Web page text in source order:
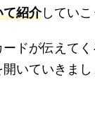
て紹介していこ
ドが伝えてく
いていきまし